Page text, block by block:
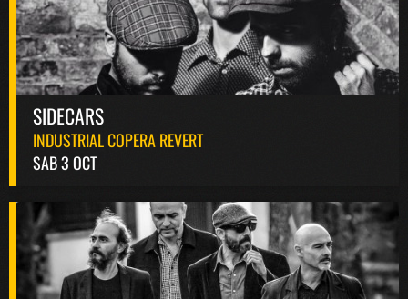
SIDECARS
INDUSTRIAL COPERA REVERT
SAB 3 OCT